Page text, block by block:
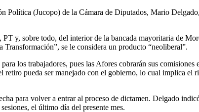
Política (Jucopo) de la Cámara de Diputados, Mario
y, sobre todo, del interior de la bancada mayoritaria de
Transformación”, se le considera un producto “neoliberal”.
los trabajadores, pues las Afores cobrarán sus
pueda ser manejado con el gobierno, lo cual implica el
para volver a entrar al proceso de dictamen. Delgado
el último día del presente mes.